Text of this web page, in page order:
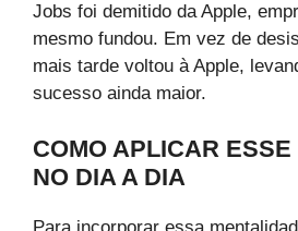
Jobs foi demitido da Apple,
mesmo fundou. Em vez de
mais tarde voltou à Apple,
sucesso ainda maior.
COMO APLICAR
NO DIA A DIA
Para incorporar essa